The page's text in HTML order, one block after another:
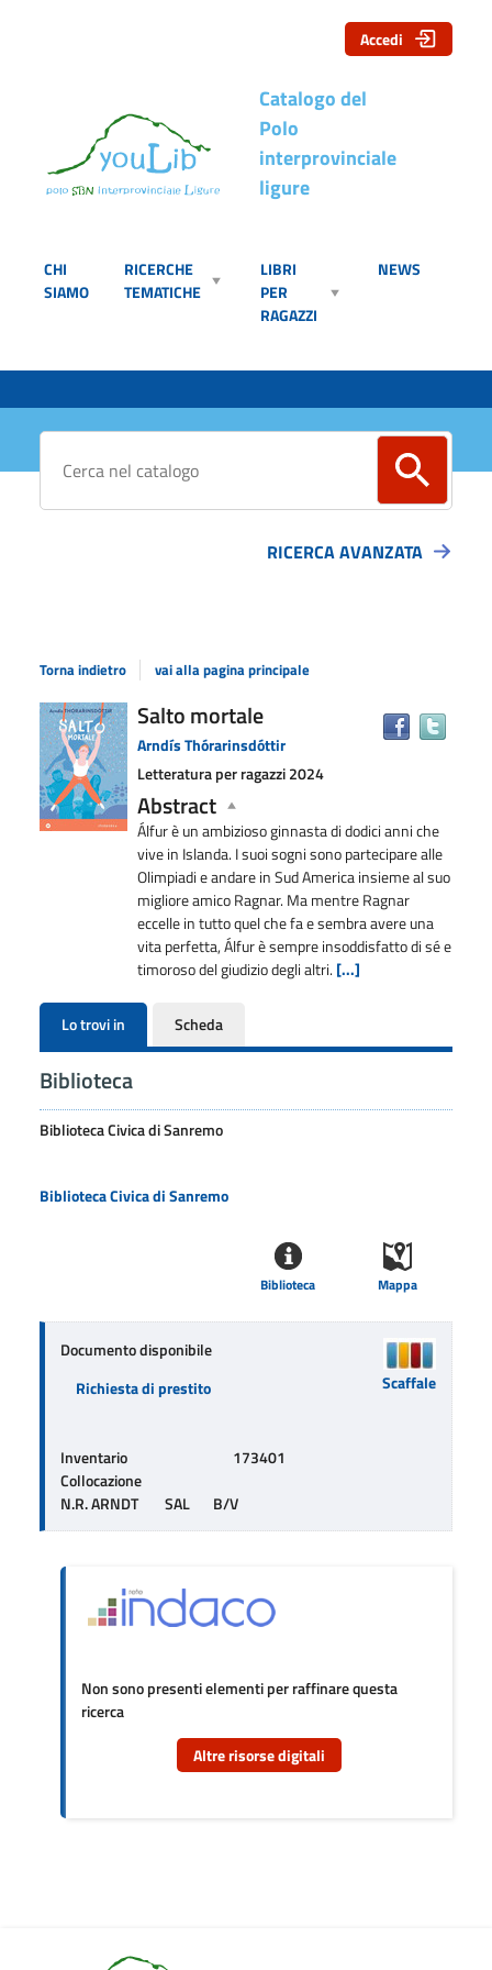
Catalogo del
Polo
interprovinciale
ligure
CHI
SIAMO
RICERCHE
TEMATICHE
LIBRI
PER
RAGAZZI
NEWS
Accedi
Cerca su "Catalogo"
RICERCA AVANZATA
Torna indietro vai alla pagina principale
Dettaglio
del
documento
Salto mortale
Arndís Thórarinsdóttir
Letteratura per ragazzi2024
Abstract
Álfur è un ambizioso ginnasta di dodici anni che
vive in Islanda. I suoi sogni sono partecipare alle
Olimpiadi e andare in Sud America insieme al suo
migliore amico Ragnar. Ma mentre Ragnar
eccelle in tutto quel che fa e sembra avere una
vita perfetta, Álfur è sempre insoddisfatto di sé e
timoroso del giudizio degli altri. [...]
Lo trovi in Scheda
Biblioteca
Biblioteca Civica di Sanremo
Biblioteca Civica di Sanremo
Mappa
Biblioteca
Documento disponibile
Richiesta di prestito
Inventario
173401
Collocazione
N.R. ARNDT        SAL       B/V
Scaffale
Non sono presenti elementi per raffinare questa
ricerca
Altre risorse digitali